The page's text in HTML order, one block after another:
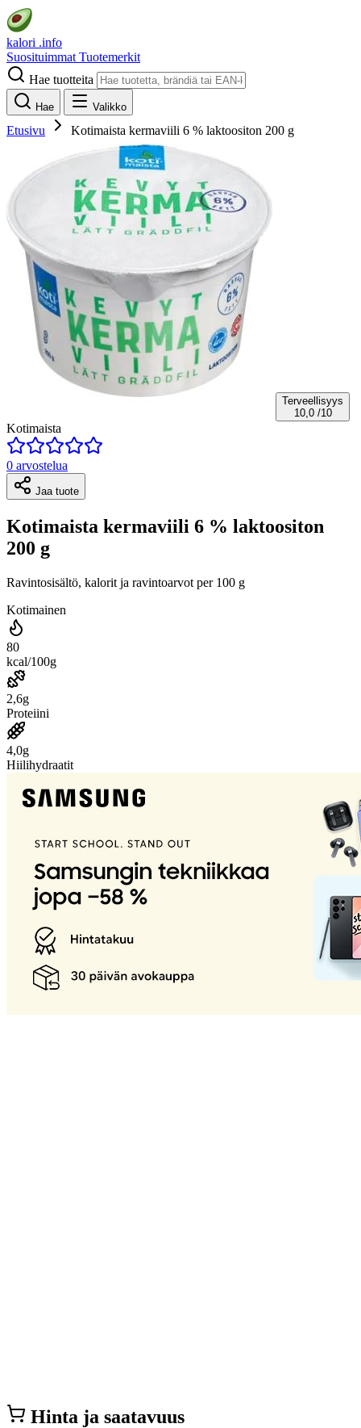
kalori .info
Suosituimmat Tuotemerkit
Hae tuotteita
Hae Valikko
Etusivu Kotimaista kermaviili 6 % laktoositon 200 g
Terveellisyys
10,0 /10
Kotimaista
0 arvostelua
Jaa tuote
Kotimaista kermaviili 6 % laktoositon
200 g
Ravintosisältö, kalorit ja ravintoarvot per 100 g
Kotimainen
80
kcal/100g
2,6g
Proteiini
4,0g
Hiilihydraatit
Hinta ja saatavuus